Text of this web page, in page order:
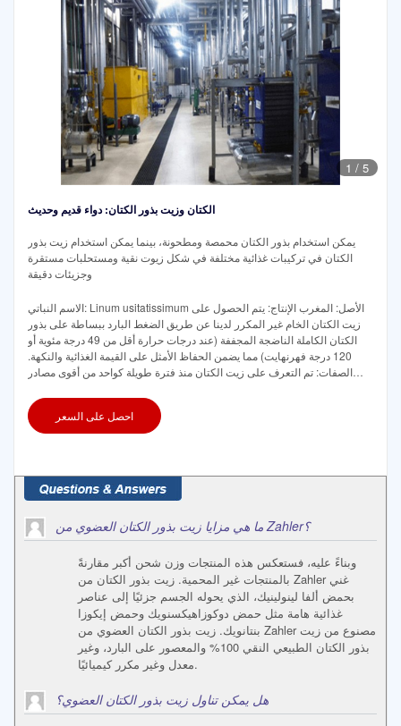
1 / 5
الكتان وزيت بذور الكتان: دواء قديم وحديث
يمكن استخدام بذور الكتان محمصة ومطحونة، بينما يمكن استخدام زيت بذور
الكتان في تركيبات غذائية مختلفة في شكل زيوت نقية ومستحلبات مستقرة
وجزيئات دقيقة
الاسم النباتي: Linum usitatissimum الأصل: المغرب الإنتاج: يتم الحصول على
زيت الكتان الخام غير المكرر لدينا عن طريق الضغط البارد ببساطة على بذور
الكتان الكاملة الناضجة المجففة (عند درجات حرارة أقل من 49 درجة مئوية أو
120 درجة فهرنهايت) مما يضمن الحفاظ الأمثل على القيمة الغذائية والنكهة.
الصفات: تم التعرف على زيت الكتان منذ فترة طويلة كواحد من أقوى مصادر
احصل على السعر
ما هي مزايا زيت بذور الكتان العضوي من Zahler؟
وبناءً عليه، فستعكس هذه المنتجات وزن شحن أكبر مقارنةً
بالمنتجات غير المحمية. زيت بذور الكتان من Zahler غني
بحمض ألفا لينولينيك، الذي يحوله الجسم جزئيًا إلى عناصر
غذائية هامة مثل حمض دوكوزاهيكسنويك وحمض إيكوزا
بنتانويك. زيت بذور الكتان العضوي من Zahler مصنوع من زيت
بذور الكتان الطبيعي النقي 100% والمعصور على البارد، وغير
معدل وغير مكرر كيميائيًا.
هل يمكن تناول زيت بذور الكتان العضوي؟